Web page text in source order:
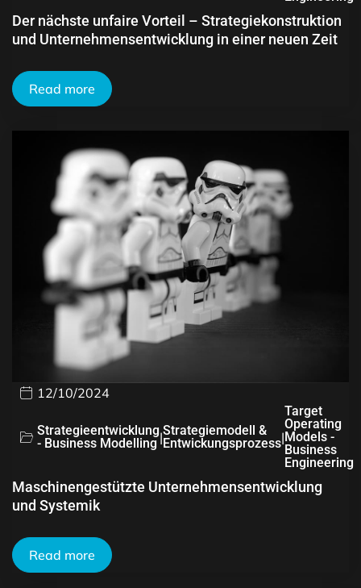
Der nächste unfaire Vorteil – Strategiekonstruktion
und Unternehmensentwicklung in einer neuen Zeit
Read more
12/10/2024
Strategieentwicklung
- Business Modelling |Strategiemodell &
Entwickungsprozess|
Target
Operating
Models -
Business
Engineering
Maschinengestützte Unternehmensentwicklung
und Systemik
Read more